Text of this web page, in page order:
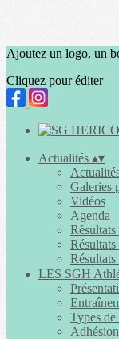
Ajoutez un logo, un
Cliquez pour éditer
Actualités ▴▾
Galeries
Vidéos
Agenda
LES SGH
Types de